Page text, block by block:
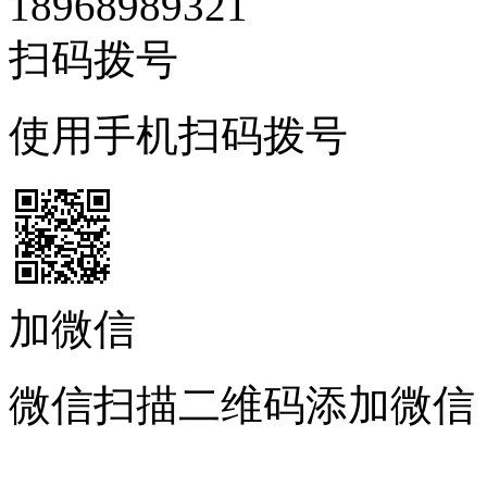
扫码拨号
使用手机扫码拨号
加微信
微信扫描二维码添加微信